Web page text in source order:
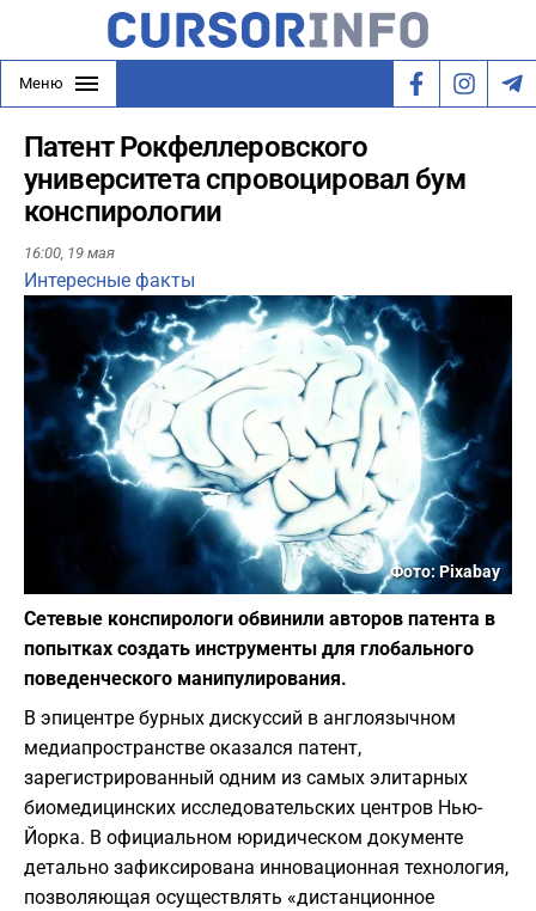
Меню
Патент Рокфеллеровского
университета спровоцировал бум
конспирологии
16:00, 19 мая
Интересные факты
Фото: Pixabay
Сетевые конспирологи обвинили авторов патента в
попытках создать инструменты для глобального
поведенческого манипулирования.
В эпицентре бурных дискуссий в англоязычном
медиапространстве оказался патент,
зарегистрированный одним из самых элитарных
биомедицинских исследовательских центров Нью-
Йорка. В официальном юридическом документе
детально зафиксирована инновационная технология,
позволяющая осуществлять «дистанционное